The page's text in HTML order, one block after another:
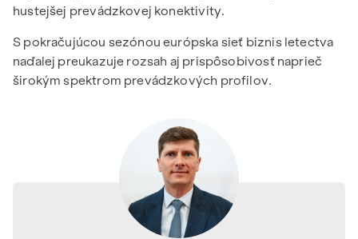
hustejšej prevádzkovej konektivity.
S pokračujúcou sezónou európska sieť biznis letectva
naďalej preukazuje rozsah aj prispôsobivosť naprieč
širokým spektrom prevádzkových profilov.